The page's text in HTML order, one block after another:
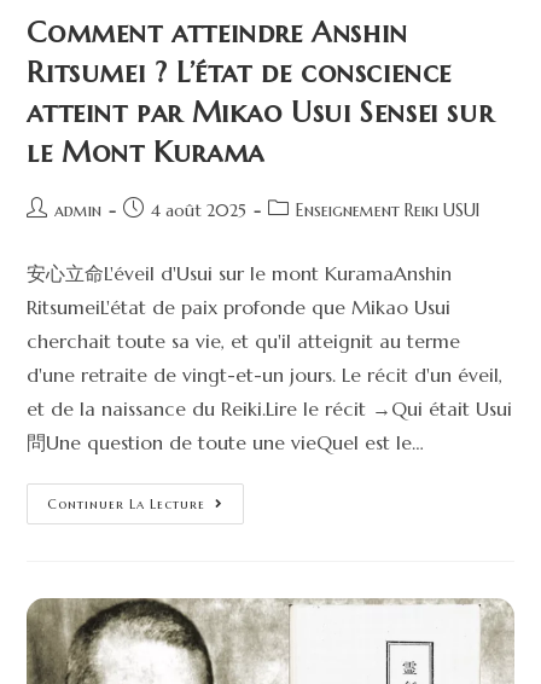
Comment atteindre Anshin
Ritsumei ? L’état de conscience
atteint par Mikao Usui Sensei sur
le Mont Kurama
admin 4 août 2025 Enseignement Reiki USUI
安心立命L'éveil d'Usui sur le mont KuramaAnshin
RitsumeiL'état de paix profonde que Mikao Usui
cherchait toute sa vie, et qu'il atteignit au terme
d'une retraite de vingt-et-un jours. Le récit d'un éveil,
et de la naissance du Reiki.Lire le récit →Qui était Usui
問Une question de toute une vieQuel est le…
Continuer La Lecture